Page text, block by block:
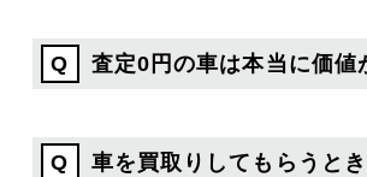
査定0円の車は本当に価値
車を買取りしてもらうと